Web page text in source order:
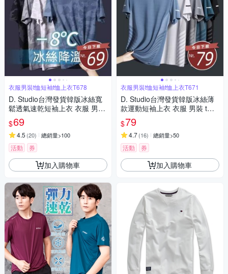
衣服男裝t恤短袖t恤上衣T678
D. Studio台灣發貨韓版冰絲寬
鬆透氣速乾短袖上衣 衣服 男
裝 t恤 短袖t恤 上衣T678
$69
4.5 (20) 總銷量>100
活動 券
加入購物車
衣服男裝t恤短袖t恤上衣T671
D. Studio台灣發貨韓版冰絲薄
款運動短袖上衣 衣服 男裝 t
恤 短袖t恤 上衣T671
$79
4.7(16) 總銷量>50
活動 券
加入購物車